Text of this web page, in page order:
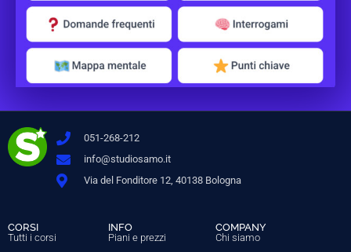
051-268-212
info@studiosamo.it
Via del Fonditore 12, 40138 Bologna
CORSI
Tutti i corsi
INFO
Piani e prezzi
COMPANY
Chi siamo